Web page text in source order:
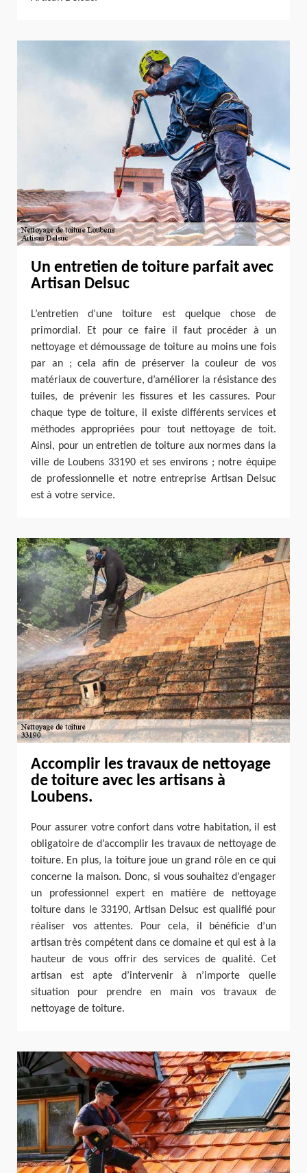
Un entretien de toiture parfait avec
Artisan Delsuc
L’entretien d’une toiture est quelque chose de
primordial. Et pour ce faire il faut procéder à un
nettoyage et démoussage de toiture au moins une fois
par an ; cela afin de préserver la couleur de vos
matériaux de couverture, d’améliorer la résistance des
tuiles, de prévenir les fissures et les cassures. Pour
chaque type de toiture, il existe différents services et
méthodes appropriées pour tout nettoyage de toit.
Ainsi, pour un entretien de toiture aux normes dans la
ville de Loubens 33190 et ses environs ; notre équipe
de professionnelle et notre entreprise Artisan Delsuc
est à votre service.
Accomplir les travaux de nettoyage
de toiture avec les artisans à
Loubens.
Pour assurer votre confort dans votre habitation, il est
obligatoire de d’accomplir les travaux de nettoyage de
toiture. En plus, la toiture joue un grand rôle en ce qui
concerne la maison. Donc, si vous souhaitez d’engager
un professionnel expert en matière de nettoyage
toiture dans le 33190, Artisan Delsuc est qualifié pour
réaliser vos attentes. Pour cela, il bénéficie d’un
artisan très compétent dans ce domaine et qui est à la
hauteur de vous offrir des services de qualité. Cet
artisan est apte d’intervenir à n’importe quelle
situation pour prendre en main vos travaux de
nettoyage de toiture.